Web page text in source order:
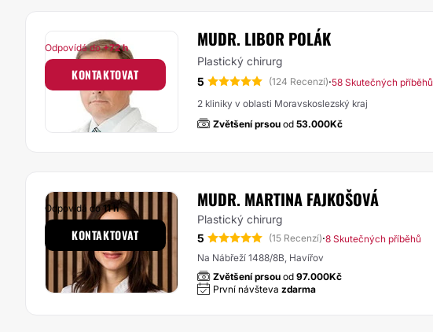
MUDR. LIBOR POLÁK
Plastický chirurg
5
(124 Recenzí)·58 Skutečných příběhů
2 kliniky v oblasti Moravskoslezský kraj
Zvětšení prsou od 53.000Kč
Odpovídá do+72 h
KONTAKTOVAT
MUDR. MARTINA FAJKOŠOVÁ
Plastický chirurg
5
(15 Recenzí)·8 Skutečných příběhů
Na Nábřeží 1488/8B, Havířov
Zvětšení prsou od 97.000Kč
První návšteva zdarma
Odpovídá do11 h
KONTAKTOVAT